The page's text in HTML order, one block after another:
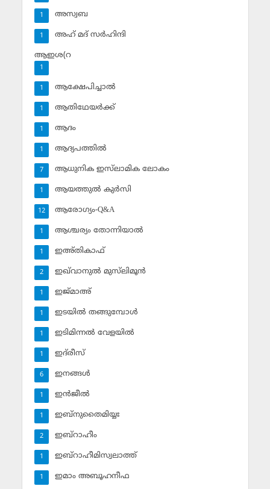
അസ്വബ
1
അഹ് മദ് സര്‍ഹിന്ദി
1
ആഇശ(റ
1
ആക്ഷേപിച്ചാല്‍
1
ആതിഥേയര്‍ക്ക്
1
ആദം
1
ആദ്യപത്തില്‍
1
ആധുനിക ഇസ്‌ലാമിക ലോകം
7
ആയത്തുല്‍ കുര്‍സി
1
ആരോഗ്യം-Q&A
12
ആശ്ചര്യം തോന്നിയാല്‍
1
ഇഅ്തികാഫ്‌
1
ഇഖ്‌വാനുല്‍ മുസ്‌ലിമൂന്‍
2
ഇജ്മാഅ്
1
ഇടയില്‍ തങ്ങുമ്പോള്‍
1
ഇടിമിന്നല്‍ വേളയില്‍
1
ഇദ്‌രീസ്‌
1
ഇനങ്ങള്‍
6
ഇന്‍ജീല്‍
1
ഇബ്‌നുതൈമിയ്യഃ
1
ഇബ്‌റാഹീം
2
ഇബ്‌റാഹീമിസ്വലാത്ത്
1
ഇമാം അബൂഹനീഫ
1